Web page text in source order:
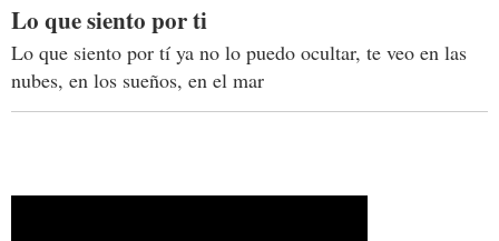
Lo que siento por ti
Lo que siento por tí ya no lo puedo ocultar, te veo en las
nubes, en los sueños, en el mar